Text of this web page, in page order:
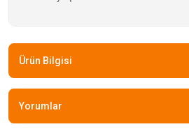
Ürün Bilgisi
Yorumlar